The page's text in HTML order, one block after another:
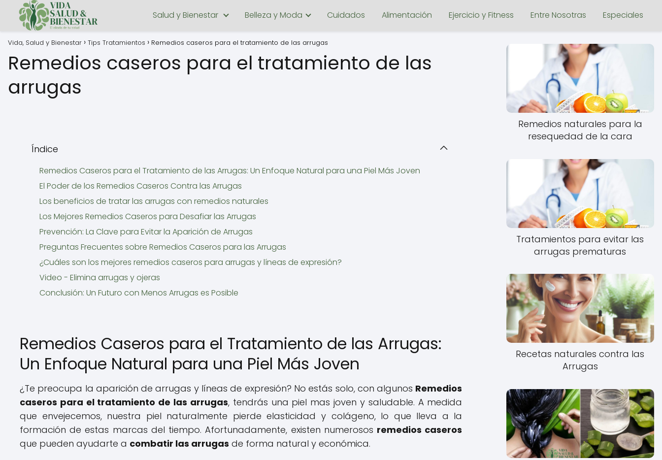
Salud y Bienestar Belleza y Moda Cuidados Alimentación Ejercicio y Fitness Entre Nosotras Especiales
Vida, Salud y Bienestar Tips Tratamientos Remedios caseros para el tratamiento de las arrugas
Remedios caseros para el tratamiento de las
arrugas
Índice
Remedios Caseros para el Tratamiento de las Arrugas: Un Enfoque Natural para una Piel Más Joven
El Poder de los Remedios Caseros Contra las Arrugas
Los beneficios de tratar las arrugas con remedios naturales
Los Mejores Remedios Caseros para Desafiar las Arrugas
Prevención: La Clave para Evitar la Aparición de Arrugas
Preguntas Frecuentes sobre Remedios Caseros para las Arrugas
¿Cuáles son los mejores remedios caseros para arrugas y líneas de expresión?
Video - Elimina arrugas y ojeras
Conclusión: Un Futuro con Menos Arrugas es Posible
Remedios Caseros para el Tratamiento de las Arrugas:
Un Enfoque Natural para una Piel Más Joven
¿Te preocupa la aparición de arrugas y líneas de expresión? No estás solo, con algunos Remedios
caseros para el tratamiento de las arrugas, tendrás una piel mas joven y saludable. A medida
que envejecemos, nuestra piel naturalmente pierde elasticidad y colágeno, lo que lleva a la
formación de estas marcas del tiempo. Afortunadamente, existen numerosos remedios caseros
que pueden ayudarte a combatir las arrugas de forma natural y económica.
Remedios naturales para la
resequedad de la cara
Tratamientos para evitar las
arrugas prematuras
Recetas naturales contra las
Arrugas